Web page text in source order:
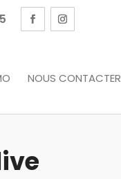
NOUS CONTACTER